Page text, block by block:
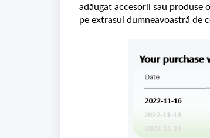
adăugat accesorii sau produse
pe extrasul dumneavoastră de